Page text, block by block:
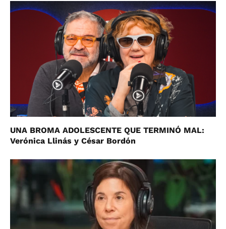
UNA BROMA ADOLESCENTE QUE TERMINÓ MAL:
Verónica Llinás y César Bordón